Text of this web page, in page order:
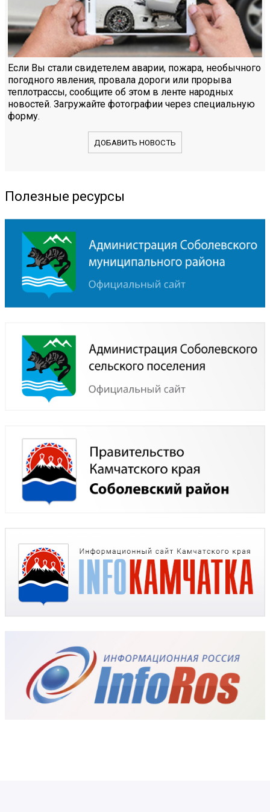
Если Вы стали свидетелем аварии, пожара, необычного
погодного явления, провала дороги или прорыва
теплотрассы, сообщите об этом в ленте народных
новостей. Загружайте фотографии через специальную
форму.
ДОБАВИТЬ НОВОСТЬ
Полезные ресурсы